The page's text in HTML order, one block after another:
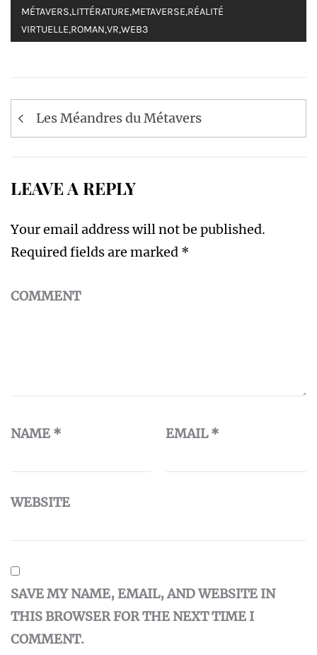
MÉTAVERS,LITTÉRATURE,METAVERSE,RÉALITÉ
VIRTUELLE,ROMAN,VR,WEB3
Post
navigation
Les Méandres du Métavers
LEAVE A REPLY
Your email address will not be published.
Required fields are marked *
COMMENT
NAME * EMAIL*
WEBSITE
SAVE MY NAME, EMAIL, AND WEBSITE IN
THIS BROWSER FOR THE NEXT TIME I
COMMENT.